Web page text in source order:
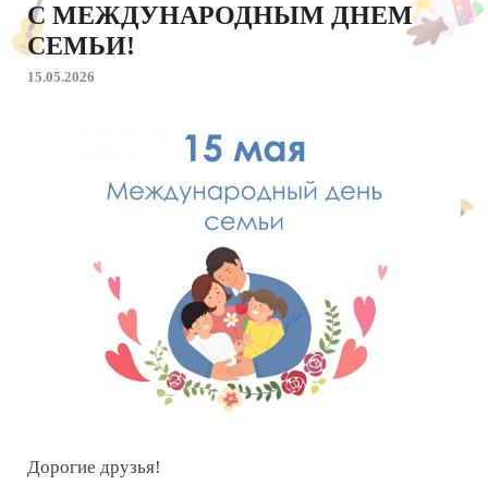
С МЕЖДУНАРОДНЫМ ДНЕМ
СЕМЬИ!
15.05.2026
Дорогие друзья!